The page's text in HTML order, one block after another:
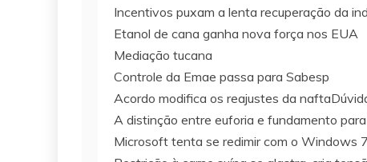
Incentivos puxam a lenta recuperação da
Etanol de cana ganha nova força nos EUA
Mediação tucana
Controle da Emae passa para Sabesp
Acordo modifica os reajustes da
A distinção entre euforia e fundamento
Microsoft tenta se redimir com o Windows 7